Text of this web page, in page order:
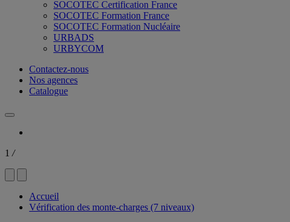
SOCOTEC Certification France
SOCOTEC Formation France
SOCOTEC Formation Nucléaire
URBADS
URBYCOM
Contactez-nous
Nos agences
Catalogue
1 /
Accueil
Vérification des monte-charges (7 niveaux)